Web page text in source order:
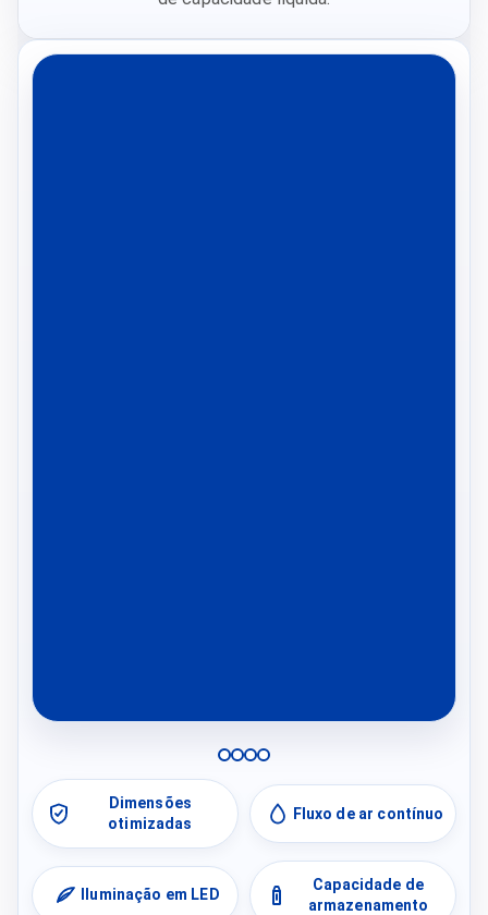
Dimensões
otimizadas
Fluxo de ar contínuo
Iluminação em LED
Capacidade de
armazenamento